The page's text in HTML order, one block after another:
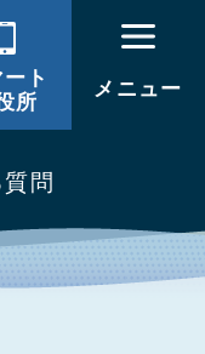
ト
所
メニュー
問